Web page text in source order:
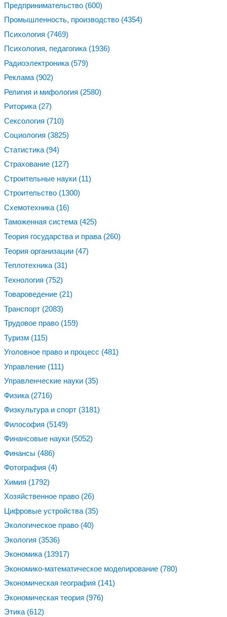
Предпринимательство (600)
Промышленность, производство (4354)
Психология (7469)
Психология, педагогика (1936)
Радиоэлектроника (579)
Реклама (902)
Религия и мифология (2580)
Риторика (27)
Сексология (710)
Социология (3825)
Статистика (94)
Страхование (127)
Строительные науки (11)
Строительство (1300)
Схемотехника (16)
Таможенная система (425)
Теория государства и права (260)
Теория организации (47)
Теплотехника (31)
Технология (752)
Товароведение (21)
Транспорт (2083)
Трудовое право (159)
Туризм (115)
Уголовное право и процесс (481)
Управление (111)
Управленческие науки (35)
Физика (2716)
Физкультура и спорт (3181)
Философия (5149)
Финансовые науки (5052)
Финансы (486)
Фотография (4)
Химия (1792)
Хозяйственное право (26)
Цифровые устройства (35)
Экологическое право (40)
Экология (3536)
Экономика (13917)
Экономико-математическое моделирование (780)
Экономическая география (141)
Экономическая теория (976)
Этика (612)